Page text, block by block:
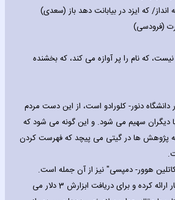
که ایزد در بیابانت دهد باز (سعدی)
(فرودسی)
که نام را پر آوازه می کند، که بخشنده
دانشگاه دنور- کلورادو است، از این دست مردم
سهیم می شود. و این گونه می شود که
پژوهش ها در گیتی می پیچد که فهرست کردن
هوور- دمپسی" نیز از آن جمله است.
و آن دیگری، یک یا دو کار ارائه کرده و برای دریافت ابزارش 3 دلار می